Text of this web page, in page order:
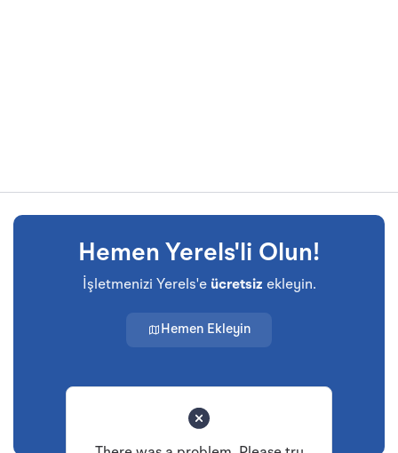
Hemen Yerels'li Olun!
İşletmenizi Yerels'e ücretsiz ekleyin.
Hemen Ekleyin